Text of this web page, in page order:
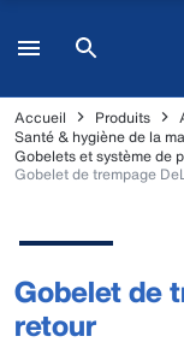
Accueil Produits
Santé & hygiène de la
Gobelets et système de
Gobelet de trempage
Gobelet de
retour